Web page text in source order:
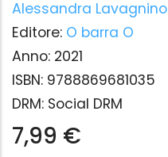
Alessandra Lavagnino
Editore: O barra O
Anno: 2021
ISBN: 9788869681035
DRM: Social DRM
7,99 €